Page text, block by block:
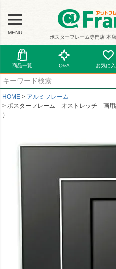
MENU
ポスターフレーム専門店 本
商品一覧 Q&A お気に
HOME
アルミフレーム
ポスターフレーム オストレッチ 画用
）